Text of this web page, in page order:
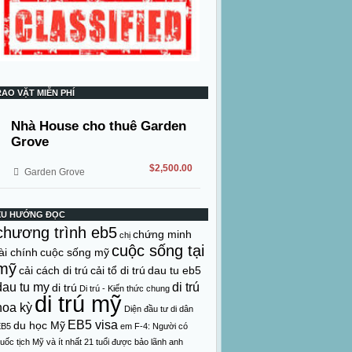
VẶT MIỄN PHÍ
Nhà House cho thuê Garden
Grove
Garden Grove $2,500.00
HƯỚNG ĐỌC
trình eb5 chị chứng minh
chính cuộc sống mỹcuộc sống tại
cải cách di trú cải tổ di trú dau tu eb5
tu mydi trú Di trú - Kiến thức chung di trú
kỳ di trú mỹ Diện đầu tư di dân
du học Mỹ EB5 visa em F-4: Người có
tịch Mỹ và ít nhất 21 tuổi được bảo lãnh anh